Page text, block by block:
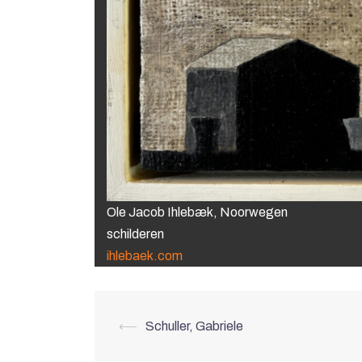
Ole Jacob Ihlebæk, Noorwegen
schilderen
ihlebaek.com
Berichtnavigatie
⟵ Schuller, Gabriele